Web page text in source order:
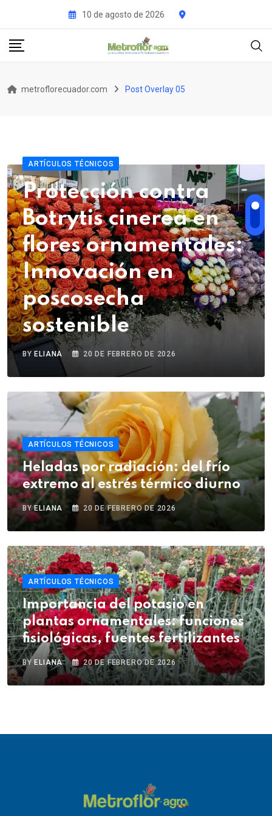
10 de agosto de 2026
metroflorecuador.com Post Overlay 05
ARTÍCULOS TÉCNICOS
Protección contra
Botrytis cinerea en
flores ornamentales:
Innovación en
poscosecha
sostenible
BY ELIANA 20 DE FEBRERO DE 2026
ARTÍCULOS TÉCNICOS
Heladas por radiación: del frío
extremo al estrés térmico diurno
BYELIANA 20 DE FEBRERO DE 2026
ARTÍCULOS TÉCNICOS
Importancia del potasio en
plantas ornamentales: funciones
fisiológicas, fuentes fertilizantes
BYELIANA 20 DE FEBRERO DE 2026